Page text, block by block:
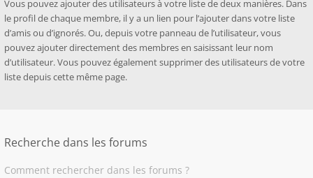
Vous pouvez ajouter des utilisateurs à votre liste de deux manières. Dans
le profil de chaque membre, il y a un lien pour l’ajouter dans votre liste
d’amis ou d’ignorés. Ou, depuis votre panneau de l’utilisateur, vous
pouvez ajouter directement des membres en saisissant leur nom
d’utilisateur. Vous pouvez également supprimer des utilisateurs de votre
liste depuis cette même page.
Recherche dans les forums
Comment rechercher dans les forums ?